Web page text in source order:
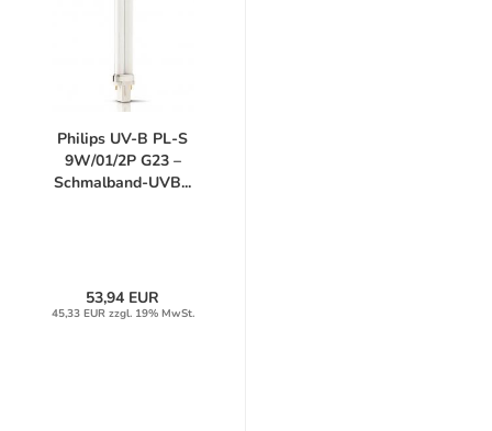
Philips UV-B PL-S
9W/01/2P G23 –
Schmalband-UVB...
53,94 EUR
45,33 EUR zzgl. 19% MwSt.